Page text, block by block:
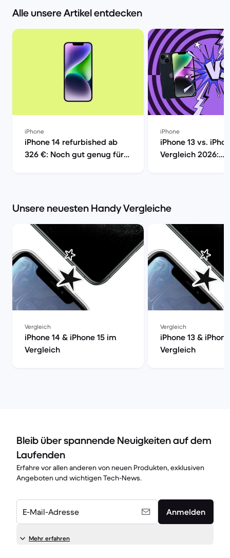
Alle unsere Artikel entdecken
iPhone
iPhone 14 refurbished ab
326 €: Noch gut genug für
iPhone
iPhone 13 vs.
Vergleich 2026:
Unsere neuesten Handy Vergleiche
Vergleich
iPhone 14 & iPhone 15 im
Vergleich
Vergleich
iPhone 13 &
Vergleich
Bleib über spannende Neuigkeiten auf dem
Laufenden
Erfahre vor allen anderen von neuen Produkten, exklusiven
Angeboten und wichtigen Tech-News.
E-Mail-Adresse Anmelden
Mehr erfahren